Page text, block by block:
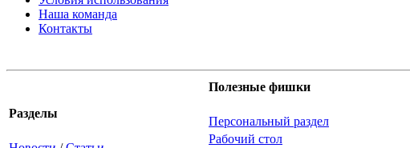
Наша команда
Контакты
Разделы
Полезные фишки
Персональный раздел
Рабочий стол